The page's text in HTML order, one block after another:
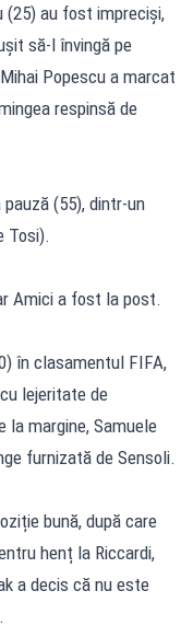
(25) au fost impreciși,
să-l învingă pe
Popescu a marcat
respinsă de
(55), dintr-un
Tosi).
Amici a fost la post.
în clasamentul FIFA,
lejeritate de
la margine, Samuele
furnizată de Sensoli.
bună, după care
henț la Riccardi,
a decis că nu este